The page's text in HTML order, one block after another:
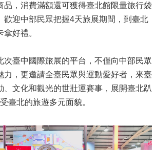
品，消費滿額還可獲得臺北館限量旅行袋
歡迎中部民眾把握4天旅展期間，到臺北
好禮。
次臺中國際旅展的平台，不僅向中部民眾
力，更邀請全臺民眾與運動愛好者，來臺
、文化和觀光的世壯運賽事，展開臺北趴
臺北的旅遊多元面貌。